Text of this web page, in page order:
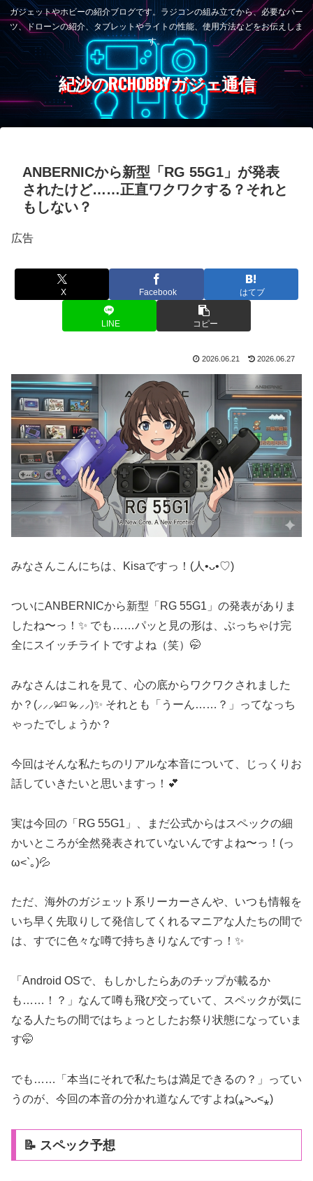
ガジェットやホビーの紹介ブログです。ラジコンの組み立てから、必要なパー
ツ、ドローンの紹介、タブレットやライトの性能、使用方法などをお伝えしま
す。
紀沙のRCHOBBYガジェ通信
ANBERNICから新型「RG 55G1」が発表
されたけど……正直ワクワクする？それと
もしない？
広告
X Facebook はてブ
LINE コピー
2026.06.21 2026.06.27
みなさんこんにちは、Kisaですっ！(人•ᴗ•♡)
ついにANBERNICから新型「RG 55G1」の発表がありま
したね〜っ！✨ でも……パッと見の形は、ぶっちゃけ完
全にスイッチライトですよね（笑）🤭
みなさんはこれを見て、心の底からワクワクされました
か？(⸝⸝⸝ᵒ̴̶̷ ⌑ ᵒ̴̶̷⸝⸝⸝)✨ それとも「うーん……？」ってなっち
ゃったでしょうか？
今回はそんな私たちのリアルな本音について、じっくりお
話していきたいと思いますっ！💕
実は今回の「RG 55G1」、まだ公式からはスペックの細
かいところが全然発表されていないんですよね〜っ！(っ
ω<`｡)💦
ただ、海外のガジェット系リーカーさんや、いつも情報を
いち早く先取りして発信してくれるマニアな人たちの間で
は、すでに色々な噂で持ちきりなんですっ！✨
「Android OSで、もしかしたらあのチップが載るか
も……！？」なんて噂も飛び交っていて、スペックが気に
なる人たちの間ではちょっとしたお祭り状態になっていま
す🤭
でも……「本当にそれで私たちは満足できるの？」ってい
うのが、今回の本音の分かれ道なんですよね(⁎˃ᴗ˂⁎)
📝 スペック予想